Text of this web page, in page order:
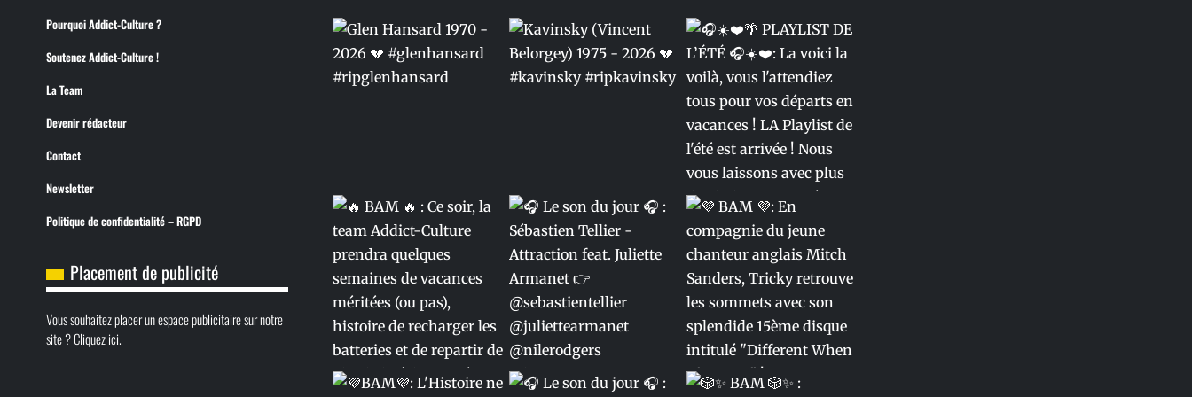
Pourquoi Addict-Culture ?
Soutenez Addict-Culture !
La Team
Devenir rédacteur
Contact
Newsletter
Politique de confidentialité – RGPD
Placement de publicité
Vous souhaitez placer un espace publicitaire sur notre
site ? Cliquez ici.